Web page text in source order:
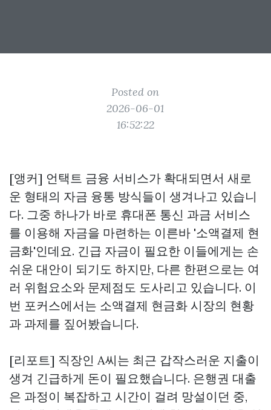
Posted on
2026-06-01
16:52:22
[앵커] 언택트 금융 서비스가 확대되면서 새로
운 형태의 자금 융통 방식들이 생겨나고 있습니
다. 그중 하나가 바로 휴대폰 통신 과금 서비스
를 이용해 자금을 마련하는 이른바 '소액결제 현
금화'인데요. 긴급 자금이 필요한 이들에게는 손
쉬운 대안이 되기도 하지만, 다른 한편으로는 여
러 위험요소와 문제점도 도사리고 있습니다. 이
번 포커스에서는 소액결제 현금화 시장의 현황
과 과제를 짚어봤습니다.
[리포트] 직장인 A씨는 최근 갑작스러운 지출이
생겨 긴급하게 돈이 필요했습니다. 은행권 대출
은 과정이 복잡하고 시간이 걸려 망설이던 중,